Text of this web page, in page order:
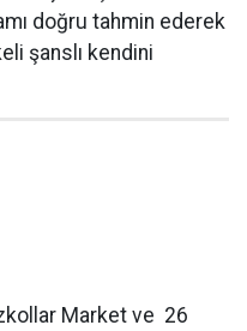
doğru tahmin ederek
şanslı kendini
Market ve 26